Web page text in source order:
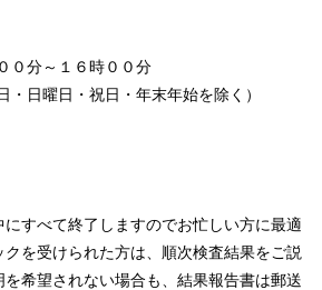
０分～１６時００分
・日曜日・祝日・年末年始を除く）
すべて終了しますのでお忙しい方に最適
を受けられた方は、順次検査結果をご説
希望されない場合も、結果報告書は郵送